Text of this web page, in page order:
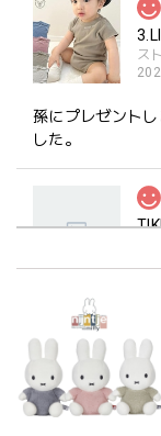
ス
孫にプレゼント
した。
ブ